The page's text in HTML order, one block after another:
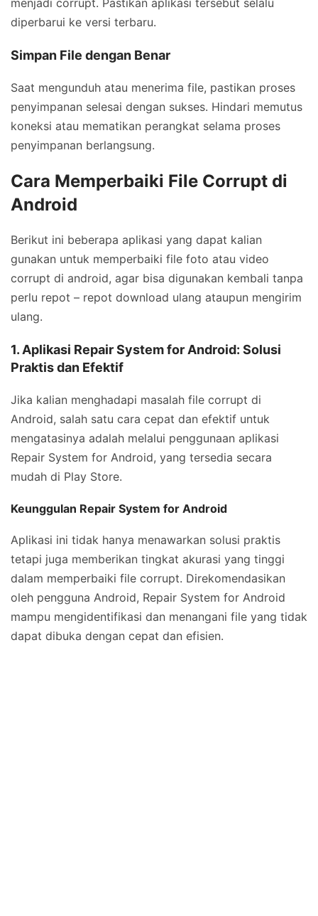
menjadi corrupt. Pastikan aplikasi tersebut selalu
diperbarui ke versi terbaru.
Simpan File dengan Benar
Saat mengunduh atau menerima file, pastikan proses
penyimpanan selesai dengan sukses. Hindari memutus
koneksi atau mematikan perangkat selama proses
penyimpanan berlangsung.
Cara Memperbaiki File Corrupt di
Android
Berikut ini beberapa aplikasi yang dapat kalian
gunakan untuk memperbaiki file foto atau video
corrupt di android, agar bisa digunakan kembali tanpa
perlu repot – repot download ulang ataupun mengirim
ulang.
1. Aplikasi Repair System for Android: Solusi
Praktis dan Efektif
Jika kalian menghadapi masalah file corrupt di
Android, salah satu cara cepat dan efektif untuk
mengatasinya adalah melalui penggunaan aplikasi
Repair System for Android, yang tersedia secara
mudah di Play Store.
Keunggulan Repair System for Android
Aplikasi ini tidak hanya menawarkan solusi praktis
tetapi juga memberikan tingkat akurasi yang tinggi
dalam memperbaiki file corrupt. Direkomendasikan
oleh pengguna Android, Repair System for Android
mampu mengidentifikasi dan menangani file yang tidak
dapat dibuka dengan cepat dan efisien.